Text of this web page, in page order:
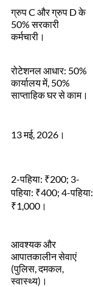
ग्रुप C और ग्रुप D के
50% सरकारी
कर्मचारी।
रोटेशनल आधार: 50%
कार्यालय में, 50%
साप्ताहिक घर से काम।
13 मई, 2026।
2-पहिया: ₹200; 3-
पहिया: ₹400; 4-पहिया:
₹1,000।
आवश्यक और
आपातकालीन सेवाएं
(पुलिस, दमकल,
स्वास्थ्य)।